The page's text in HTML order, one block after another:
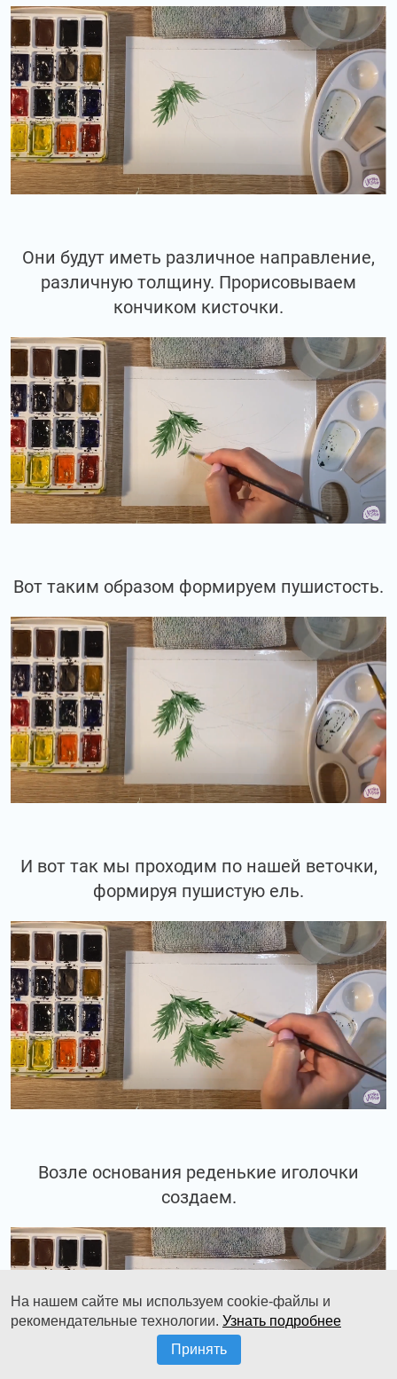
Они будут иметь различное направление,
различную толщину. Прорисовываем
кончиком кисточки.
Вот таким образом формируем пушистость.
И вот так мы проходим по нашей веточки,
формируя пушистую ель.
Возле основания реденькие иголочки
создаем.
На нашем сайте мы используем cookie-файлы и
рекомендательные технологии. Узнать подробнее
Принять